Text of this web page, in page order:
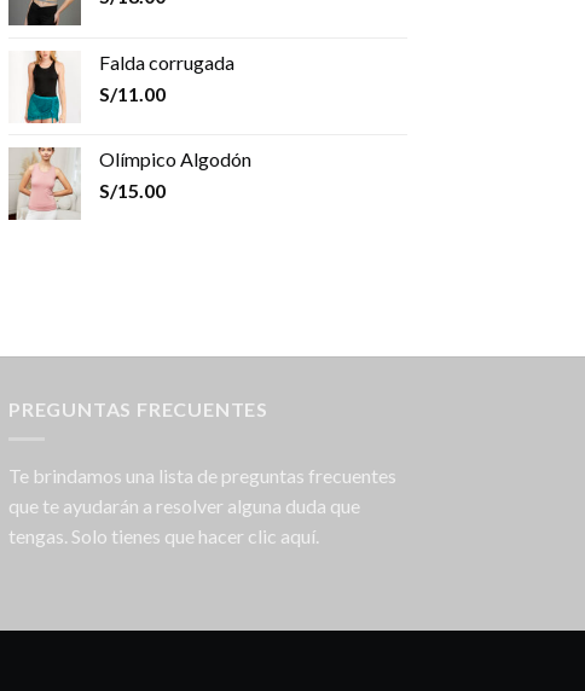
Falda corrugada
S/11.00
Olímpico Algodón
S/15.00
PREGUNTAS FRECUENTES
Te brindamos una lista de preguntas frecuentes
que te ayudarán a resolver alguna duda que
tengas. Solo tienes que hacer clic aquí.